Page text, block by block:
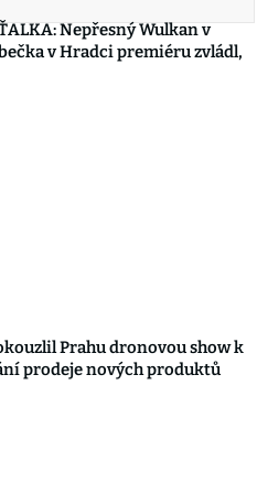
Nepřesný Wulkan v
v Hradci premiéru zvládl,
Prahu dronovou show k
prodeje nových produktů